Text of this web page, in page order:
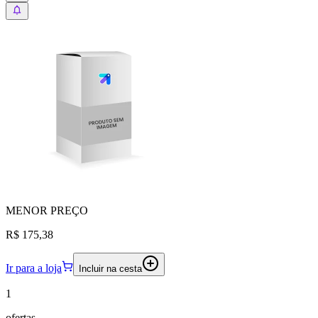
MENOR PREÇO
R$ 175,38
Ir para a loja Incluir na cesta
1